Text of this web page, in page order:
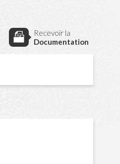
Recevoir la
Documentation